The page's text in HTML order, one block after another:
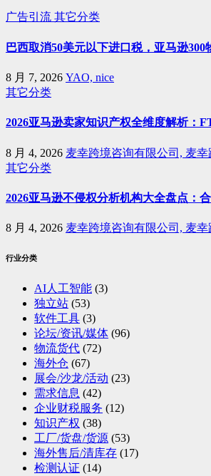
广告引流 其它分类
巴西取消50美元以下进口税，亚马逊300
8 月 7, 2026 YAO, nice
其它分类
2026亚马逊卖家知识产权全维度解析：
8 月 4, 2026 麦幸跨境咨询有限公司, 麦幸
其它分类
2026亚马逊不侵权分析机构大全盘点：
8 月 4, 2026 麦幸跨境咨询有限公司, 麦幸
行业分类
AI人工智能 (3)
独立站 (53)
软件工具 (3)
论坛/资讯/媒体 (96)
物流货代 (72)
海外仓 (67)
展会/沙龙/活动 (23)
需求信息 (42)
企业财税服务 (12)
知识产权 (38)
工厂/货盘/货源 (53)
海外售后/清库存 (17)
检测认证 (14)